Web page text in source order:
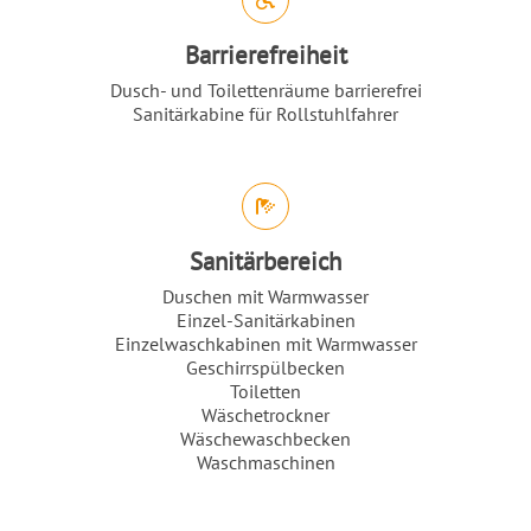
Barrierefreiheit
Dusch- und Toilettenräume barrierefrei
Sanitärkabine für Rollstuhlfahrer
Sanitärbereich
Duschen mit Warmwasser
Einzel-Sanitärkabinen
Einzelwaschkabinen mit Warmwasser
Geschirrspülbecken
Toiletten
Wäschetrockner
Wäschewaschbecken
Waschmaschinen